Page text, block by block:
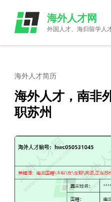
content
(Press
海外人才网
外国人才、海归留学人
海外人才简历
海外人才，南非
职苏州